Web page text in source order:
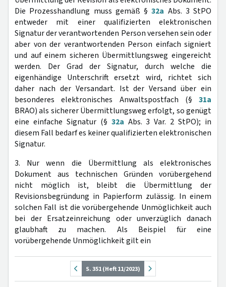
Die Prozesshandlung muss gemäß §32a Abs. 3 StPO
entweder mit einer qualifizierten elektronischen
Signatur der verantwortenden Person versehen sein oder
aber von der verantwortenden Person einfach signiert
und auf einem sicheren Übermittlungsweg eingereicht
werden. Der Grad der Signatur, durch welche die
eigenhändige Unterschrift ersetzt wird, richtet sich
daher nach der Versandart. Ist der Versand über ein
besonderes elektronisches Anwaltspostfach (§ 31a
BRAO) als sicherer Übermittlungsweg erfolgt, so genügt
eine einfache Signatur (§ 32a Abs. 3 Var. 2 StPO); in
diesem Fall bedarf es keiner qualifizierten elektronischen
Signatur.
3. Nur wenn die Übermittlung als elektronisches
Dokument aus technischen Gründen vorübergehend
nicht möglich ist, bleibt die Übermittlung der
Revisionsbegründung in Papierform zulässig. In einem
solchen Fall ist die vorübergehende Unmöglichkeit auch
bei der Ersatzeinreichung oder unverzüglich danach
glaubhaft zu machen. Als Beispiel für eine
vorübergehende Unmöglichkeit gilt ein
S. 351 (Heft 11/2023)